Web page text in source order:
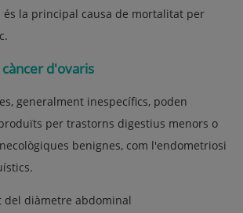
és la principal causa de mortalitat per
d'ovaris
generalment inespecífics, poden
per trastorns digestius menors o
benignes, com l'endometriosi
del diàmetre abdominal